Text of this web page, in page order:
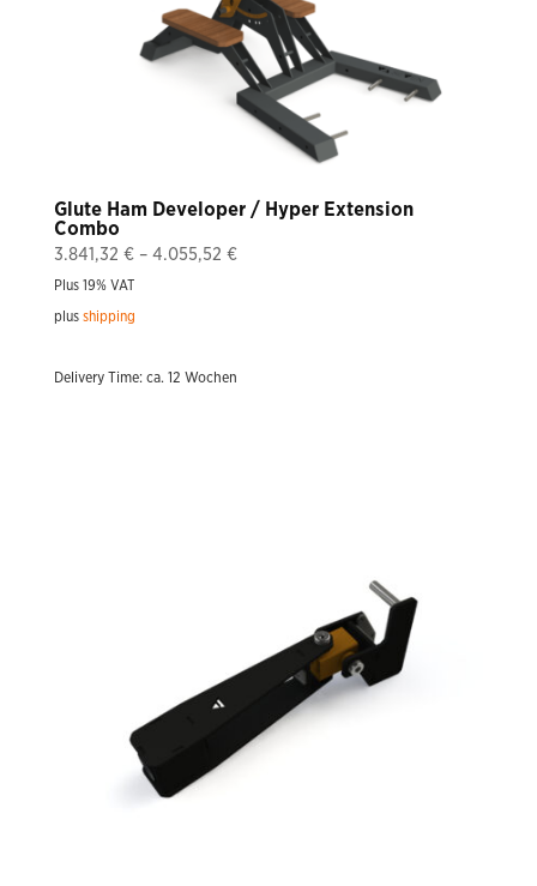
Glute Ham Developer / Hyper Extension
Combo
3.841,32 € – 4.055,52 €Price
4.055,52 €
Plus 19% VAT
plus shipping
Delivery Time: ca. 12 Wochen